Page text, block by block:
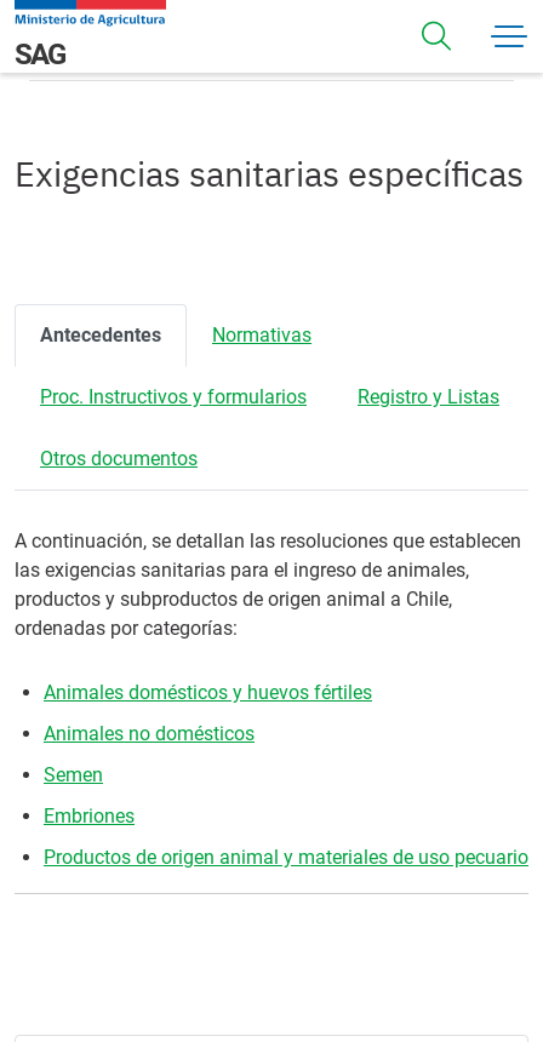
Pasar al contenido principal
Navegación principal
SAGExigencias sanitarias específicas
Exigencias sanitarias específicas
Antecedentes Normativas
Proc. Instructivos y formularios Registro y Listas
Otros documentos
A continuación, se detallan las resoluciones que establecen
las exigencias sanitarias para el ingreso de animales,
productos y subproductos de origen animal a Chile,
ordenadas por categorías:
Animales domésticos y huevos fértiles
Animales no domésticos
Semen
Embriones
Productos de origen animal y materiales de uso pecuario